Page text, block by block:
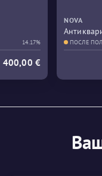
14.17%
400,00 €
NOVA
ПОСЛЕ